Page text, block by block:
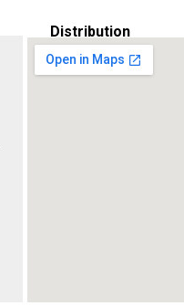
Distribution
Patrice GUIONNET